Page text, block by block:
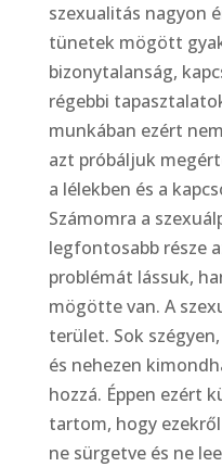
szexualitás nagyon
tünetek mögött
bizonytalanság,
régebbi
munkában ezért
azt próbáljuk
a lélekben és a
Számomra a
legfontosabb része
problémát lássuk,
mögötte van. A
terület. Sok
és nehezen
hozzá. Éppen ezért
tartom, hogy
ne sürgetve és ne